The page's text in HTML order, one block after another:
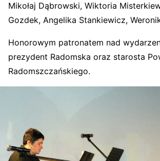
Mikołaj Dąbrowski, Wiktoria
Gozdek, Angelika Stankiewicz,
Honorowym patronatem nad
prezydent Radomska oraz starosta
Radomszczańskiego.